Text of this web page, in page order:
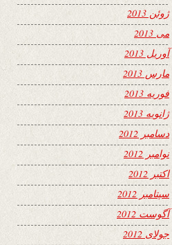
ژوئن 2013
می 2013
آوریل 2013
مارس 2013
فوریه 2013
ژانویه 2013
دسامبر 2012
نوامبر 2012
اکتبر 2012
سپتامبر 2012
آگوست 2012
جولای 2012